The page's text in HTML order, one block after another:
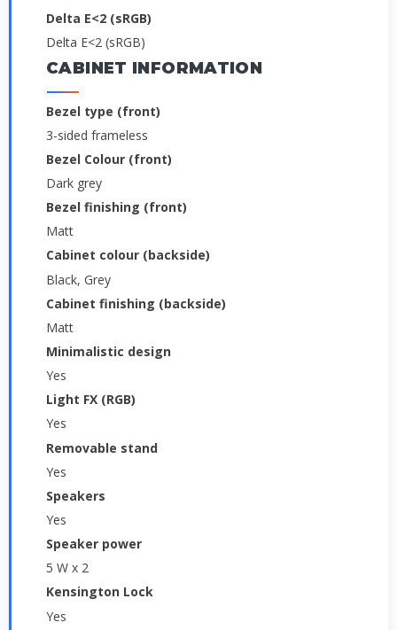
Delta E<2 (sRGB)
Delta E<2 (sRGB)
CABINET INFORMATION
Bezel type (front)
3-sided frameless
Bezel Colour (front)
Dark grey
Bezel finishing (front)
Matt
Cabinet colour (backside)
Black, Grey
Cabinet finishing (backside)
Matt
Minimalistic design
Yes
Light FX (RGB)
Yes
Removable stand
Yes
Speakers
Yes
Speaker power
5 W x 2
Kensington Lock
Yes